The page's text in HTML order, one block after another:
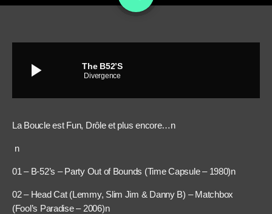
play_arrow The B52’S
Divergence
La Boucle est Fun, Drôle et plus encore…n
n
01 – B-52’s – Party Out of Bounds (Time Capsule – 1980)n
02 – Head Cat (Lemmy, Slim Jim & Danny B) – Matchbox
(Fool’s Paradise – 2006)n